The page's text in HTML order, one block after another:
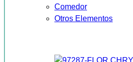
Comedor
Otros Elementos